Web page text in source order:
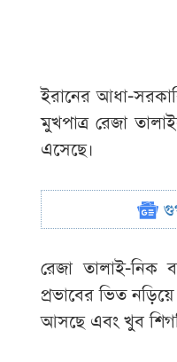
ইরানের আধা-
মুখপাত্র রেজা
এসেছে।
রেজা তালাই-নিক
প্রভাবের ভিত
আসছে এবং খুব